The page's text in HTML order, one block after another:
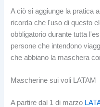
A ciò si aggiunge la pratica
ricorda che l'uso di questo
obbligatorio durante tutta
persone che intendono
che abbiano la maschera
Mascherine sui voli LATAM
A partire dal 1 di marzo